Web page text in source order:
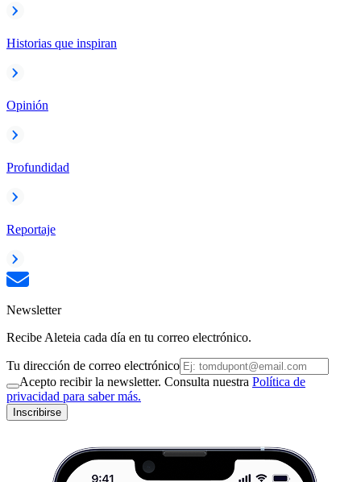
Historias que inspiran
Opinión
Profundidad
Reportaje
Newsletter
Recibe Aleteia cada día en tu correo electrónico.
Tu dirección de correo electrónico
Acepto recibir la newsletter. Consulta nuestra Política de
privacidad para saber más.
Inscribirse